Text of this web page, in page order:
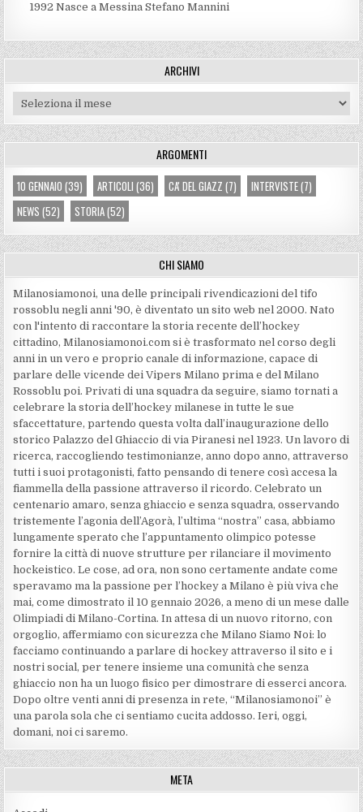
1992 Nasce a Messina Stefano Mannini
ARCHIVI
Archivi
ARGOMENTI
10 GENNAIO (39) ARTICOLI (36) CA' DEL GIAZZ (7) INTERVISTE(7)
NEWS (52) STORIA(52)
CHI SIAMO
Milanosiamonoi, una delle principali rivendicazioni del tifo
rossoblu negli anni '90, è diventato un sito web nel 2000. Nato
con l'intento di raccontare la storia recente dell’hockey
cittadino, Milanosiamonoi.com si è trasformato nel corso degli
anni in un vero e proprio canale di informazione, capace di
parlare delle vicende dei Vipers Milano prima e del Milano
Rossoblu poi. Privati di una squadra da seguire, siamo tornati a
celebrare la storia dell’hockey milanese in tutte le sue
sfaccettature, partendo questa volta dall’inaugurazione dello
storico Palazzo del Ghiaccio di via Piranesi nel 1923. Un lavoro di
ricerca, raccogliendo testimonianze, anno dopo anno, attraverso
tutti i suoi protagonisti, fatto pensando di tenere così accesa la
fiammella della passione attraverso il ricordo. Celebrato un
centenario amaro, senza ghiaccio e senza squadra, osservando
tristemente l’agonia dell’Agorà, l’ultima “nostra” casa, abbiamo
lungamente sperato che l’appuntamento olimpico potesse
fornire la città di nuove strutture per rilanciare il movimento
hockeistico. Le cose, ad ora, non sono certamente andate come
speravamo ma la passione per l’hockey a Milano è più viva che
mai, come dimostrato il 10 gennaio 2026, a meno di un mese dalle
Olimpiadi di Milano-Cortina. In attesa di un nuovo ritorno, con
orgoglio, affermiamo con sicurezza che Milano Siamo Noi: lo
facciamo continuando a parlare di hockey attraverso il sito e i
nostri social, per tenere insieme una comunità che senza
ghiaccio non ha un luogo fisico per dimostrare di esserci ancora.
Dopo oltre venti anni di presenza in rete, “Milanosiamonoi” è
una parola sola che ci sentiamo cucita addosso. Ieri, oggi,
domani, noi ci saremo.
META